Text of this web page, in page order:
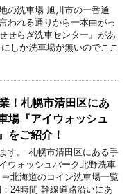
の洗車場 旭川市の一番通
われる通りから一本曲がっ
せらぎ洗車センター』があ
しか洗車場が無いのでここ
！札幌市清田区にあ
場『アイウォッシュ
をご紹介！
す。 札幌市清田区にある手
ウォッシュパーク北野洗車
北海道のコイン洗車場一覧
24時間 幹線道路沿いにあ